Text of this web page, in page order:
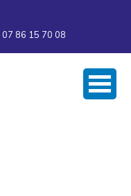
07 86 15 70 08